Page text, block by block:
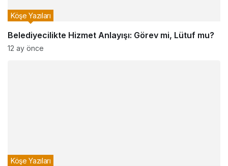
Belediyecilikte Hizmet Anlayışı: Görev mi, Lütuf mu?
Köşe Yazıları
12 ay önce
Köşe Yazıları